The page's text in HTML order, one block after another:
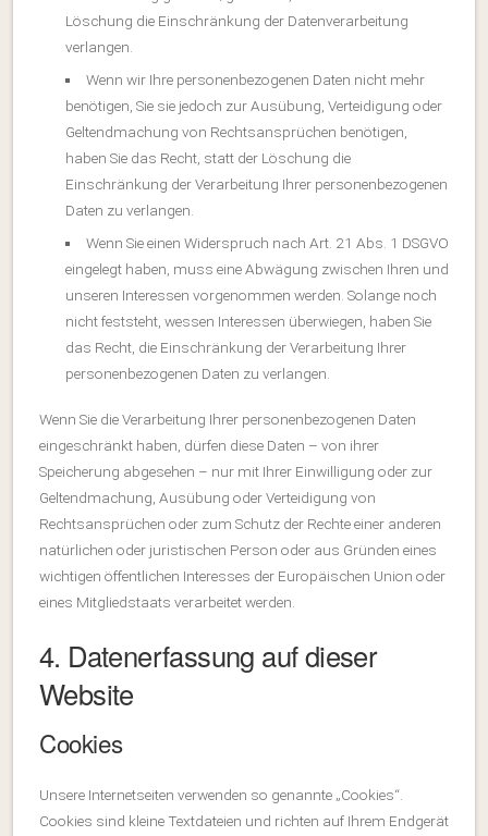
Löschung die Einschränkung der Datenverarbeitung
verlangen.
Wenn wir Ihre personenbezogenen Daten nicht mehr
benötigen, Sie sie jedoch zur Ausübung, Verteidigung oder
Geltendmachung von Rechtsansprüchen benötigen,
haben Sie das Recht, statt der Löschung die
Einschränkung der Verarbeitung Ihrer personenbezogenen
Daten zu verlangen.
Wenn Sie einen Widerspruch nach Art. 21 Abs. 1 DSGVO
eingelegt haben, muss eine Abwägung zwischen Ihren und
unseren Interessen vorgenommen werden. Solange noch
nicht feststeht, wessen Interessen überwiegen, haben Sie
das Recht, die Einschränkung der Verarbeitung Ihrer
personenbezogenen Daten zu verlangen.
Wenn Sie die Verarbeitung Ihrer personenbezogenen Daten
eingeschränkt haben, dürfen diese Daten – von ihrer
Speicherung abgesehen – nur mit Ihrer Einwilligung oder zur
Geltendmachung, Ausübung oder Verteidigung von
Rechtsansprüchen oder zum Schutz der Rechte einer anderen
natürlichen oder juristischen Person oder aus Gründen eines
wichtigen öffentlichen Interesses der Europäischen Union oder
eines Mitgliedstaats verarbeitet werden.
4. Datenerfassung auf dieser
Website
Cookies
Unsere Internetseiten verwenden so genannte „Cookies“.
Cookies sind kleine Textdateien und richten auf Ihrem Endgerät